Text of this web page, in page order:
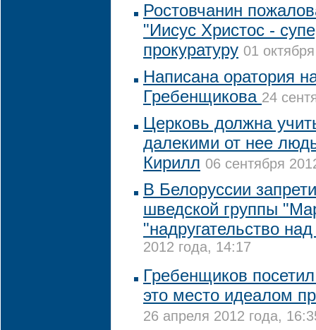
Ростовчанин
"Иисус Христос -
прокуратуру 01
Написана оратория
Гребенщикова 24
Церковь должна
далекими от нее
Кирилл 06 сентября
В Белоруссии
шведской группы
"надругательство
2012 года, 14:17
Гребенщиков
это место идеалом
26 апреля 2012 года,